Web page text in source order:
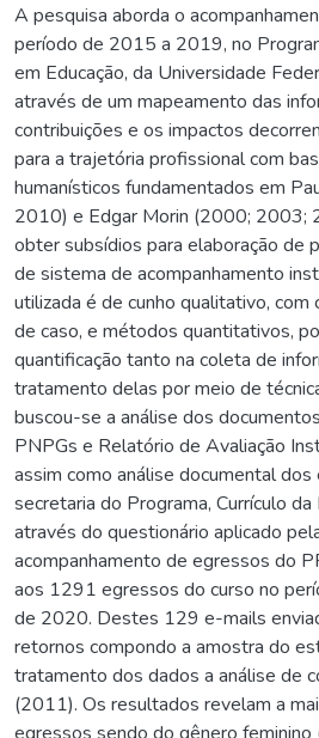
A pesquisa aborda o
período de 2015 a 2019, no
em Educação, da Universidade
através de um mapeamento das
contribuições e os impactos
para a trajetória profissional com
humanísticos fundamentados em
2010) e Edgar Morin (2000; 2003;
obter subsídios para elaboração de
de sistema de acompanhamento
utilizada é de cunho qualitativo,
de caso, e métodos quantitativos,
quantificação tanto na coleta de
tratamento delas por meio de
buscou-se a análise dos
PNPGs e Relatório de Avaliação
assim como análise documental
secretaria do Programa, Currículo
através do questionário aplicado
acompanhamento de egressos do
aos 1291 egressos do curso no
de 2020. Destes 129 e-mails
retornos compondo a amostra do
tratamento dos dados a análise de
(2011). Os resultados revelam a